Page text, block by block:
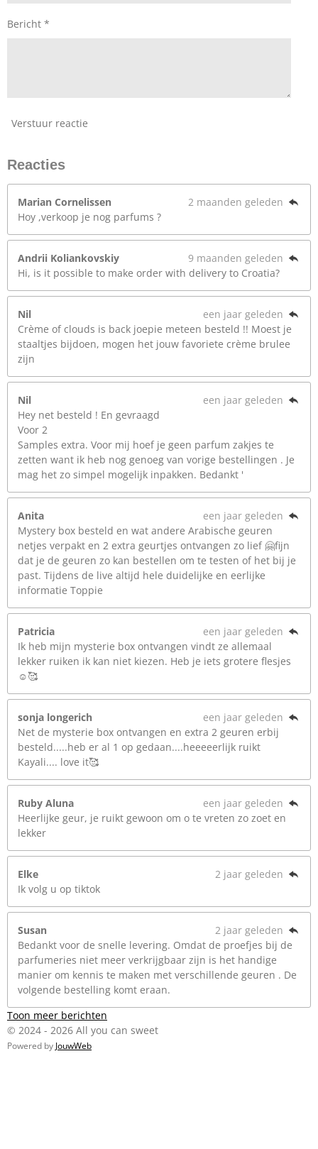
Bericht *
Verstuur reactie
Reacties
Marian Cornelissen
2 maanden geleden
Hoy ,verkoop je nog parfums ?
Andrii Koliankovskiy
9 maanden geleden
Hi, is it possible to make order with delivery to Croatia?
Nil
een jaar geleden
Crème of clouds is back joepie meteen besteld !! Moest je
staaltjes bijdoen, mogen het jouw favoriete crème brulee
zijn
Nil
een jaar geleden
Hey net besteld ! En gevraagd
Voor 2
Samples extra. Voor mij hoef je geen parfum zakjes te
zetten want ik heb nog genoeg van vorige bestellingen . Je
mag het zo simpel mogelijk inpakken. Bedankt '
Anita
een jaar geleden
Mystery box besteld en wat andere Arabische geuren
netjes verpakt en 2 extra geurtjes ontvangen zo lief 🤗fijn
dat je de geuren zo kan bestellen om te testen of het bij je
past. Tijdens de live altijd hele duidelijke en eerlijke
informatie Toppie
Patricia
een jaar geleden
Ik heb mijn mysterie box ontvangen vindt ze allemaal
lekker ruiken ik kan niet kiezen. Heb je iets grotere flesjes
☺️🥰
sonja longerich
een jaar geleden
Net de mysterie box ontvangen en extra 2 geuren erbij
besteld.....heb er al 1 op gedaan....heeeeerlijk ruikt
Kayali.... love it🥰
Ruby Aluna
een jaar geleden
Heerlijke geur, je ruikt gewoon om o te vreten zo zoet en
lekker
Elke
2 jaar geleden
Ik volg u op tiktok
Susan
2 jaar geleden
Bedankt voor de snelle levering. Omdat de proefjes bij de
parfumeries niet meer verkrijgbaar zijn is het handige
manier om kennis te maken met verschillende geuren . De
volgende bestelling komt eraan.
Toon meer berichten
© 2024 - 2026 All you can sweet
Powered by JouwWeb